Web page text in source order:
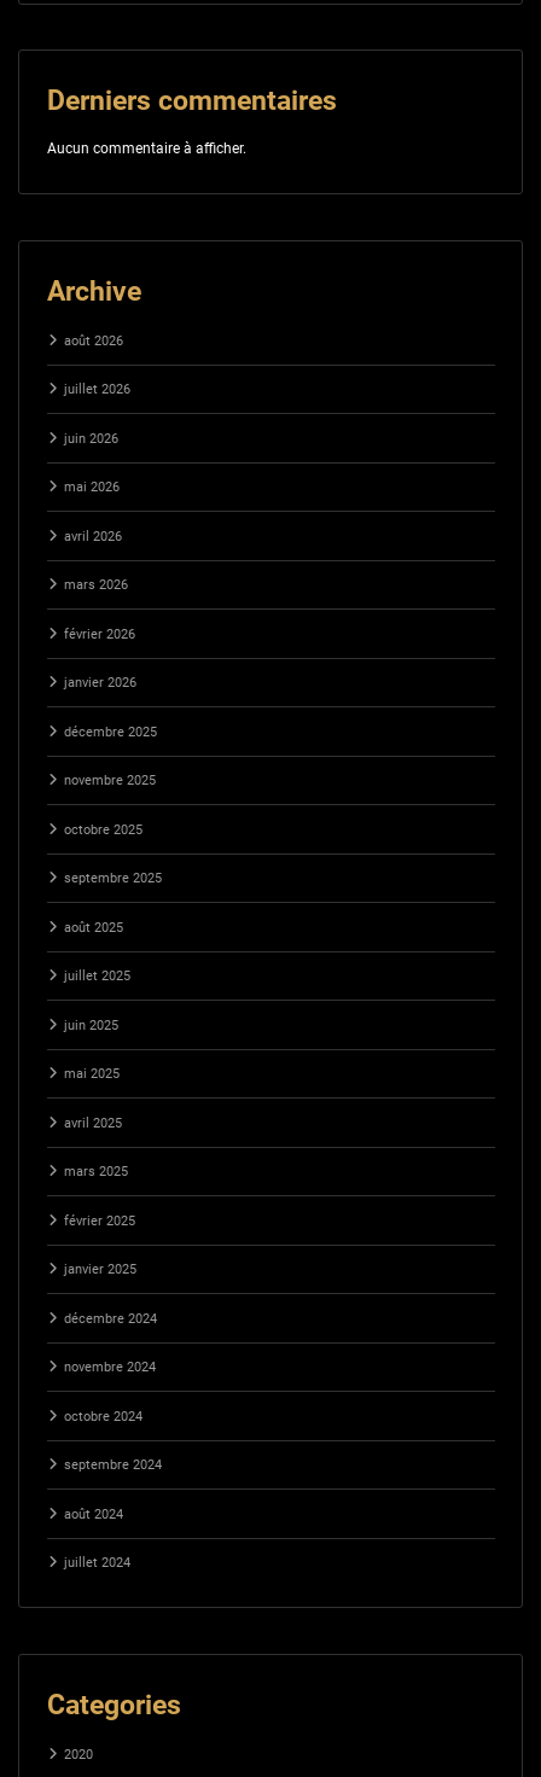
Derniers commentaires
Aucun commentaire à afficher.
Archive
août 2026
juillet 2026
juin 2026
mai 2026
avril 2026
mars 2026
février 2026
janvier 2026
décembre 2025
novembre 2025
octobre 2025
septembre 2025
août 2025
juillet 2025
juin 2025
mai 2025
avril 2025
mars 2025
février 2025
janvier 2025
décembre 2024
novembre 2024
octobre 2024
septembre 2024
août 2024
juillet 2024
Categories
2020